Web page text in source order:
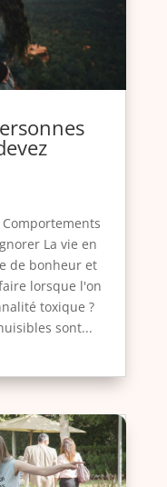
La vie en
de bonheur et
lorsque l'on
toxique ?
sont...